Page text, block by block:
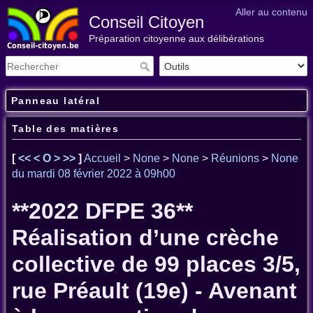
Aller au contenu
Conseil Citoyen
Préparation citoyenne aux délibérations
Panneau latéral
Table des matières
[<< < O > >> ] Accueil > None > None > Réunions > None
du mardi 08 février 2022 à 09h00
**2022 DFPE 36**
Réalisation d’une crèche
collective de 99 places 3/5,
rue Préault (19e) - Avenant